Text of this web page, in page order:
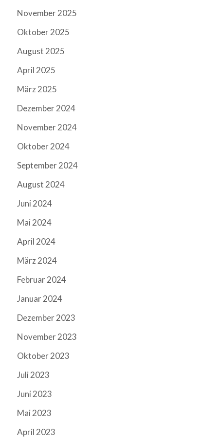
November 2025
Oktober 2025
August 2025
April 2025
März 2025
Dezember 2024
November 2024
Oktober 2024
September 2024
August 2024
Juni 2024
Mai 2024
April 2024
März 2024
Februar 2024
Januar 2024
Dezember 2023
November 2023
Oktober 2023
Juli 2023
Juni 2023
Mai 2023
April 2023